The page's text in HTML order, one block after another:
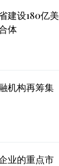
建设180亿美
体
机构再筹集
业的重点市